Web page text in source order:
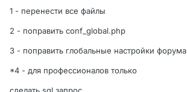
1 - перенести все файлы
2 - поправить conf_global.php
3 - поправить глобальные настройки форума
*4 - для профессионалов только